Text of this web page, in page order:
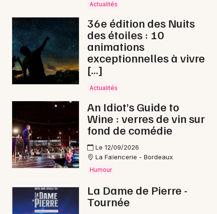
Humour en Nouvelle-Aquitaine
Newsletter des sorties
Artistes en tournée
Magazine à Libourne
Actualités
36e édition des Nuits
des étoiles : 10
animations
exceptionnelles à vivre
[…]
Actualités
An Idiot’s Guide to
Wine : verres de vin sur
fond de comédie
Le 12/09/2026
La Faïencerie - Bordeaux
Humour
La Dame de Pierre -
Tournée